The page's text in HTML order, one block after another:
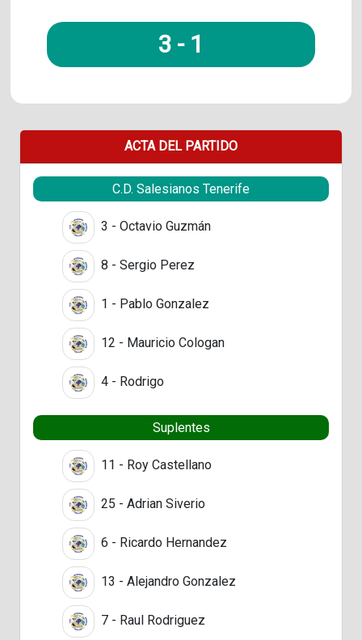
3 - 1
ACTA DEL PARTIDO
C.D. Salesianos Tenerife
3 - Octavio Guzmán
8 - Sergio Perez
1 - Pablo Gonzalez
12 - Mauricio Cologan
4 - Rodrigo
Suplentes
11 - Roy Castellano
25 - Adrian Siverio
6 - Ricardo Hernandez
13 - Alejandro Gonzalez
7 - Raul Rodriguez